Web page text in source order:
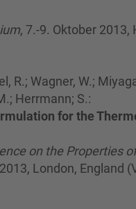
, 7.-9. Oktober
R.; Wagner, W.;
Herrmann; S.:
for the
on the Properties
London, England